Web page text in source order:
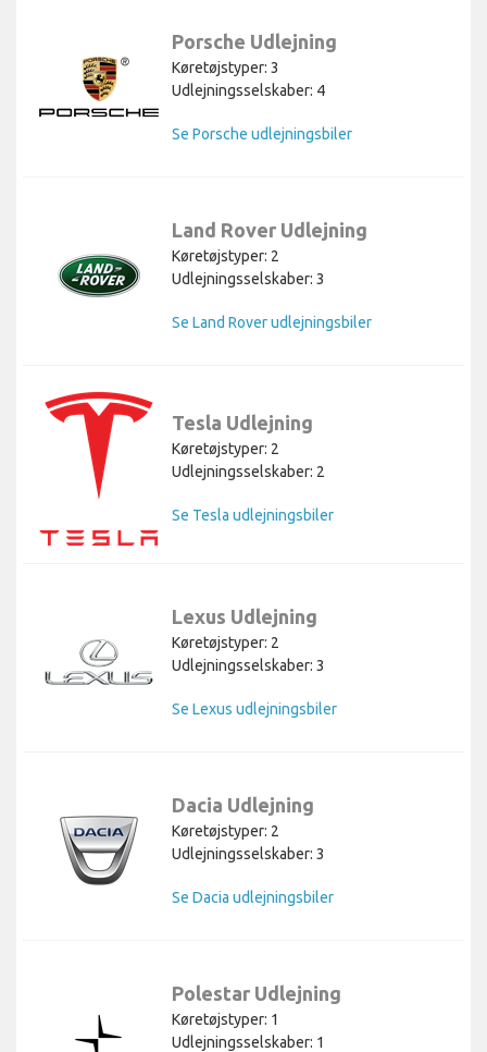
Porsche Udlejning
Køretøjstyper: 3
Udlejningsselskaber: 4
Se Porsche udlejningsbiler
Land Rover Udlejning
Køretøjstyper: 2
Udlejningsselskaber: 3
Se Land Rover udlejningsbiler
Tesla Udlejning
Køretøjstyper: 2
Udlejningsselskaber: 2
Se Tesla udlejningsbiler
Lexus Udlejning
Køretøjstyper: 2
Udlejningsselskaber: 3
Se Lexus udlejningsbiler
Dacia Udlejning
Køretøjstyper: 2
Udlejningsselskaber: 3
Se Dacia udlejningsbiler
Polestar Udlejning
Køretøjstyper: 1
Udlejningsselskaber: 1